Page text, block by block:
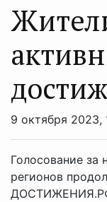
9 октября 2023,
Голосование за
регионов